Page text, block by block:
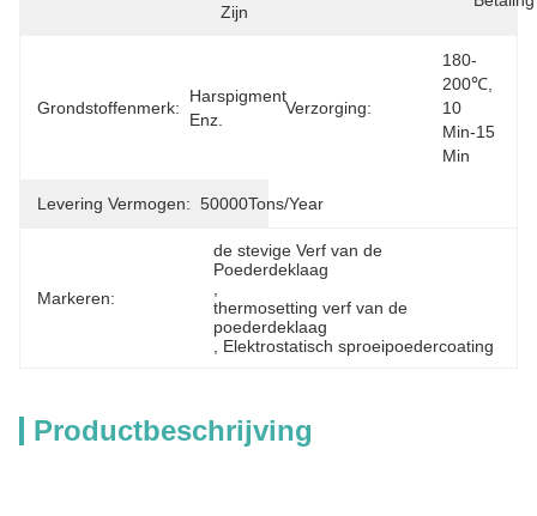
Zijn
Grondstoffenmerk:
Harspigment
Enz.
Verzorging:
180-
200℃,
10
Min-15
Min
Levering Vermogen: 50000Tons/Year
Markeren:
de stevige Verf van de
Poederdeklaag
thermosetting verf van de
poederdeklaag
Elektrostatisch sproeipoedercoating
Productbeschrijving